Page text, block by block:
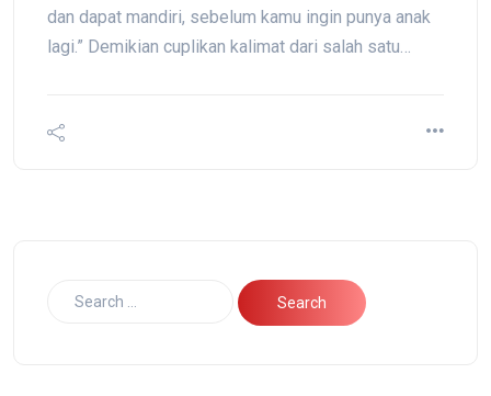
dan dapat mandiri, sebelum kamu ingin punya anak
lagi.” Demikian cuplikan kalimat dari salah satu…